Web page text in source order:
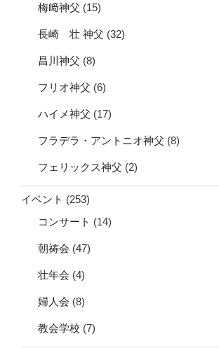
梅﨑神父 (15)
長崎 壮 神父 (32)
昌川神父 (8)
フリオ神父 (6)
ハイメ神父 (17)
フラデラ・アントニオ神父 (8)
フェリックス神父 (2)
イベント (253)
コンサート (14)
朝祷会 (47)
壮年会 (4)
婦人会 (8)
教会学校 (7)